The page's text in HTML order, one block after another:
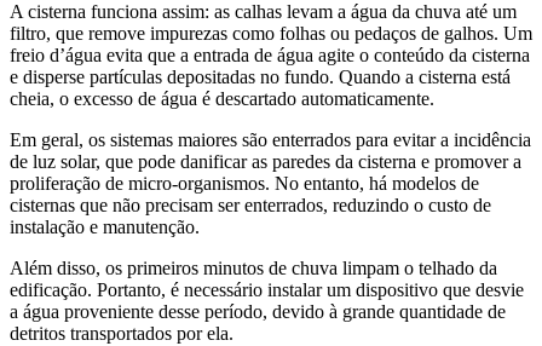
A cisterna funciona assim: as calhas levam a água da chuva até um
filtro, que remove impurezas como folhas ou pedaços de galhos. Um
freio d’água evita que a entrada de água agite o conteúdo da cisterna
e disperse partículas depositadas no fundo. Quando a cisterna está
cheia, o excesso de água é descartado automaticamente.
Em geral, os sistemas maiores são enterrados para evitar a incidência
de luz solar, que pode danificar as paredes da cisterna e promover a
proliferação de micro-organismos. No entanto, há modelos de
cisternas que não precisam ser enterrados, reduzindo o custo de
instalação e manutenção.
Além disso, os primeiros minutos de chuva limpam o telhado da
edificação. Portanto, é necessário instalar um dispositivo que desvie
a água proveniente desse período, devido à grande quantidade de
detritos transportados por ela.